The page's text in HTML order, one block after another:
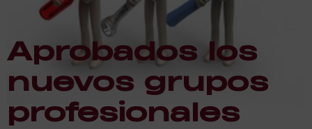
Aprobados los
nuevos grupos
profesionales